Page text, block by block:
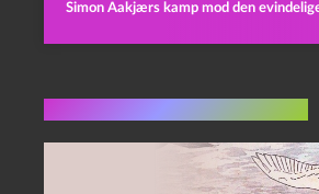
Simon Aakjærs kamp mod den